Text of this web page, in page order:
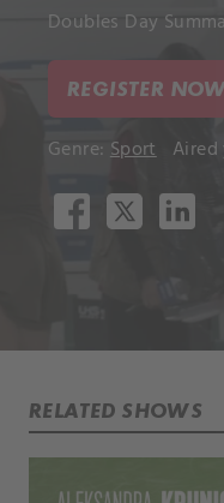
Doubles Day
REGISTER
Genre: Sport Aired
RELATED SHOWS